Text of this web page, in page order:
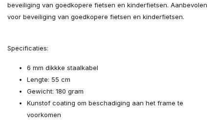
beveiliging van goedkopere fietsen en kinderfietsen. Aanbevolen
voor beveiliging van goedkopere fietsen en kinderfietsen.
Specificaties:
6 mm dikkke staalkabel
Lengte: 55 cm
Gewicht: 180 gram
Kunstof coating om beschadiging aan het frame te
voorkomen